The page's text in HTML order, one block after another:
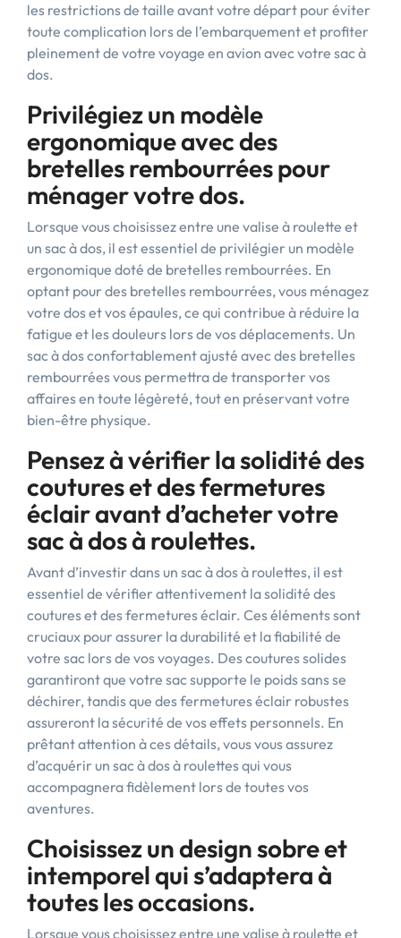
les restrictions de taille avant votre départ pour éviter
toute complication lors de l’embarquement et profiter
pleinement de votre voyage en avion avec votre sac à
dos.
Privilégiez un modèle
ergonomique avec des
bretelles rembourrées pour
ménager votre dos.
Lorsque vous choisissez entre une valise à roulette et
un sac à dos, il est essentiel de privilégier un modèle
ergonomique doté de bretelles rembourrées. En
optant pour des bretelles rembourrées, vous ménagez
votre dos et vos épaules, ce qui contribue à réduire la
fatigue et les douleurs lors de vos déplacements. Un
sac à dos confortablement ajusté avec des bretelles
rembourrées vous permettra de transporter vos
affaires en toute légèreté, tout en préservant votre
bien-être physique.
Pensez à vérifier la solidité des
coutures et des fermetures
éclair avant d’acheter votre
sac à dos à roulettes.
Avant d’investir dans un sac à dos à roulettes, il est
essentiel de vérifier attentivement la solidité des
coutures et des fermetures éclair. Ces éléments sont
cruciaux pour assurer la durabilité et la fiabilité de
votre sac lors de vos voyages. Des coutures solides
garantiront que votre sac supporte le poids sans se
déchirer, tandis que des fermetures éclair robustes
assureront la sécurité de vos effets personnels. En
prêtant attention à ces détails, vous vous assurez
d’acquérir un sac à dos à roulettes qui vous
accompagnera fidèlement lors de toutes vos
aventures.
Choisissez un design sobre et
intemporel qui s’adaptera à
toutes les occasions.
Lorsque vous choisissez entre une valise à roulette et